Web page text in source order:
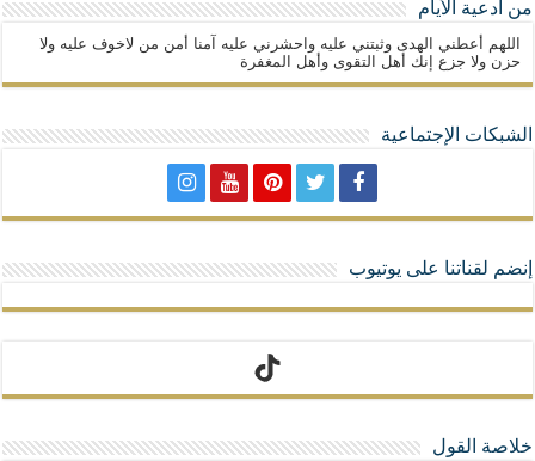
من أدعية الأيام
اللهم أعطني الهدى وثبتني عليه واحشرني عليه آمنا أمن من لاخوف عليه ولا
حزن ولا جزع إنك أهل التقوى وأهل المغفرة
الشبكات الإجتماعية
إنضم لقناتنا على يوتيوب
تيك توك
خلاصة القول